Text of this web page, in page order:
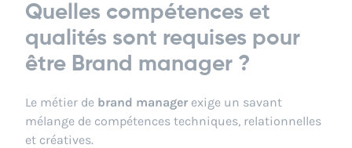
Quelles compétences et
qualités sont requises pour
être Brand manager ?
Le métier de brand manager exige un savant
mélange de compétences techniques, relationnelles
et créatives.